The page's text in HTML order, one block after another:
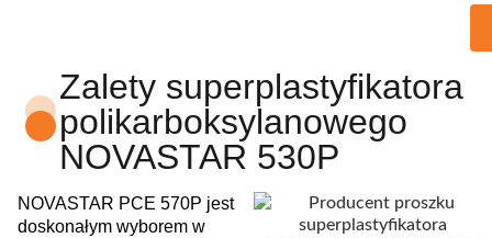
Zalety superplastyfikatora
polikarboksylanowego
NOVASTAR 530P
NOVASTAR PCE 570P jest
doskonałym wyborem w